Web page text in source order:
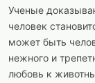
Ученые
человек
может быть
нежного и
любовь к